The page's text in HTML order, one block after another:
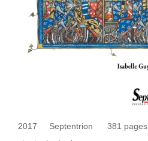
2017 Septentrion 381 pages